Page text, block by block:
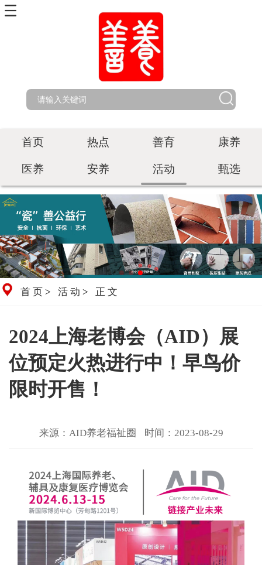
首页 热点 善育 康养
医养 安养 活动 甄选
首页 > 活动 > 正文
2024上海老博会（AID）展
位预定火热进行中！早鸟价
限时开售！
来源：AID养老福祉圈 时间：2023-08-29